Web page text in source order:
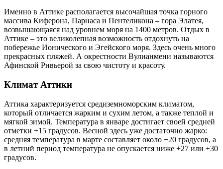
Именно в Аттике располагается высочайшая точка горного
массива Киферона, Парнаса и Пентеликона – гора Элатея,
возвышающаяся над уровнем моря на 1400 метров. Отдых в
Аттике – это великолепная возможность отдохнуть на
побережье Ионического и Эгейского моря. Здесь очень много
прекрасных пляжей. А окрестности Вулианмени называются
Афинской Ривьерой за свою чистоту и красоту.
Климат Аттики
Аттика характеризуется средиземноморским климатом,
который отличается жарким и сухим летом, а также теплой и
мягкой зимой. Температура в январе достигает своей средней
отметки +15 градусов. Весной здесь уже достаточно жарко:
средняя температура в марте составляет около +20 градусов, а
в летний период температура не опускается ниже +27 или +30
градусов.